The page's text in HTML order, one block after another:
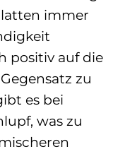
immer
positiv auf die
zu
es bei
was zu